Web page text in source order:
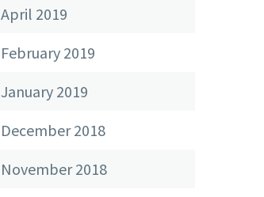
April 2019
February 2019
January 2019
December 2018
November 2018